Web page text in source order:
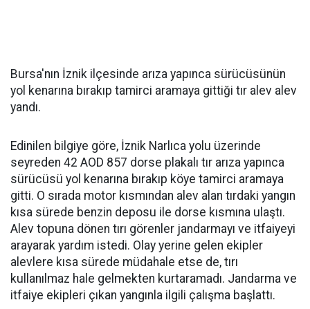
Bursa'nın İznik ilçesinde arıza yapınca sürücüsünün
yol kenarına bırakıp tamirci aramaya gittiği tır alev alev
yandı.
Edinilen bilgiye göre, İznik Narlıca yolu üzerinde
seyreden 42 AOD 857 dorse plakalı tır arıza yapınca
sürücüsü yol kenarına bırakıp köye tamirci aramaya
gitti. O sırada motor kısmından alev alan tırdaki yangın
kısa sürede benzin deposu ile dorse kısmına ulaştı.
Alev topuna dönen tırı görenler jandarmayı ve itfaiyeyi
arayarak yardım istedi. Olay yerine gelen ekipler
alevlere kısa sürede müdahale etse de, tırı
kullanılmaz hale gelmekten kurtaramadı. Jandarma ve
itfaiye ekipleri çıkan yangınla ilgili çalışma başlattı.